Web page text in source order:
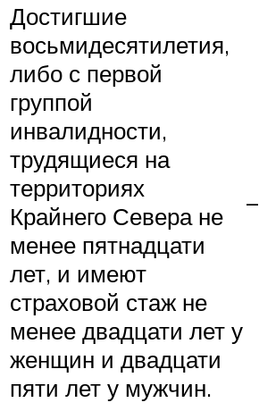
Достигшие
восьмидесятилетия,
либо с первой
группой
инвалидности,
трудящиеся на
территориях
Крайнего Севера не
менее пятнадцати
лет, и имеют
страховой стаж не
менее двадцати лет у
женщин и двадцати
пяти лет у мужчин.
–